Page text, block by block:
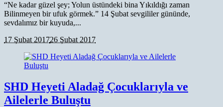
“Ne kadar güzel şey; Yolun üstündeki bina Yıkıldığı zaman
Bilinmeyen bir ufuk görmek.” 14 Şubat sevgililer gününde,
sevdalımız bir kuyuda,...
17 Şubat 201726 Şubat 2017
SHD Heyeti Aladağ Çocuklarıyla ve
Ailelerle Buluştu